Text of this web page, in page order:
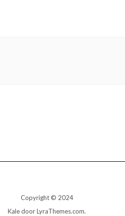
Copyright © 2024
Kaledoor LyraThemes.com.